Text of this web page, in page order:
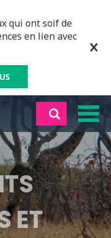
qui ont soif de
en lien avec
ET